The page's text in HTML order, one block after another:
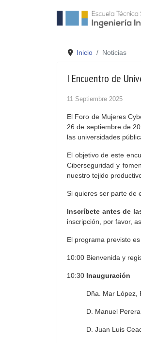
Inicio Noticias
I Encuentro de
11 Septiembre 2025
El Foro de Mujeres
26 de septiembre de
las universidades
El objetivo de este
Ciberseguridad y
nuestro tejido
Si quieres ser parte de
Inscríbete antes de
inscripción, por favor,
El programa previsto
10:00 Bienvenida y
10:30 Inauguración
Dña. Mar López,
D. Manuel
D. Juan Luis